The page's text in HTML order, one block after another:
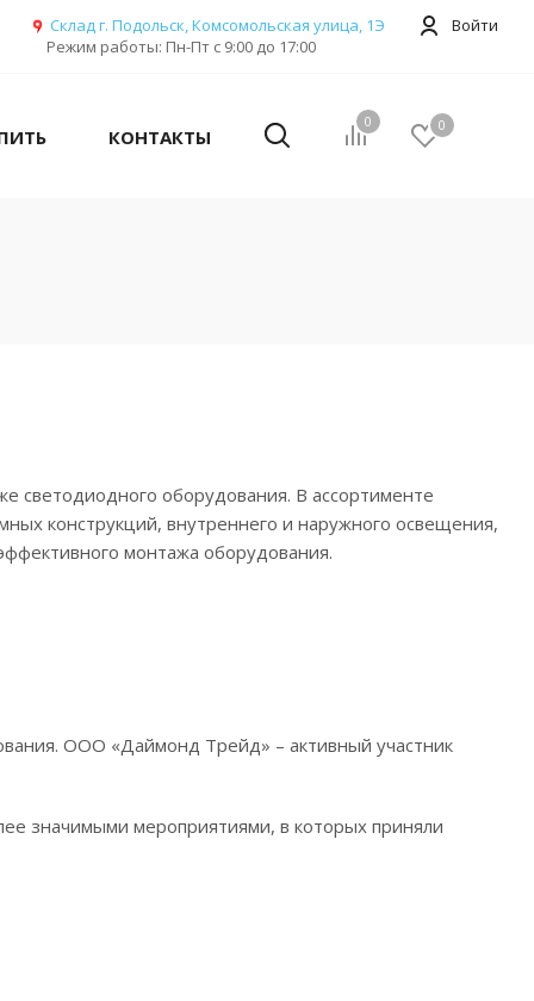
Войти
Склад г. Подольск, Комсомольская улица, 1Э
Режим работы: Пн-Пт с 9:00 до 17:00
0 0
КОНТАКТЫ
светодиодного оборудования. В ассортименте
конструкций, внутреннего и наружного освещения,
монтажа оборудования.
ООО «Даймонд Трейд» – активный участник
значимыми мероприятиями, в которых приняли